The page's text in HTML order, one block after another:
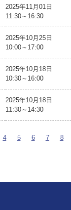
2025年11月01日
11:30～16:30
2025年10月25日
10:00～17:00
2025年10月18日
10:30～16:00
2025年10月18日
11:30～14:30
4 5 6 7 8